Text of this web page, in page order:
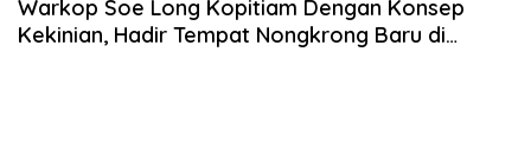
Warkop Soe Long Kopitiam Dengan Konsep
Kekinian, Hadir Tempat Nongkrong Baru di